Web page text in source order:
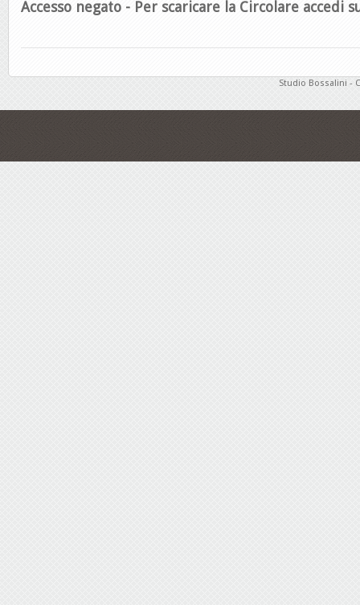
Accesso negato - Per scaricare la Circolare accedi
Studio Bossalini -